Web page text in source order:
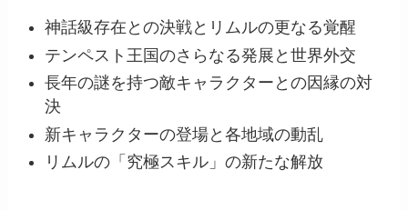
神話級存在との決戦とリムルの更なる覚醒
テンペスト王国のさらなる発展と世界外交
長年の謎を持つ敵キャラクターとの因縁の対
決
新キャラクターの登場と各地域の動乱
リムルの「究極スキル」の新たな解放